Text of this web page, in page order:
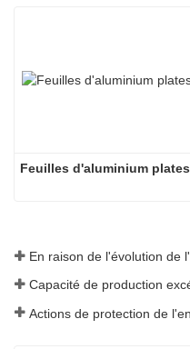
Feuilles d'aluminium plates